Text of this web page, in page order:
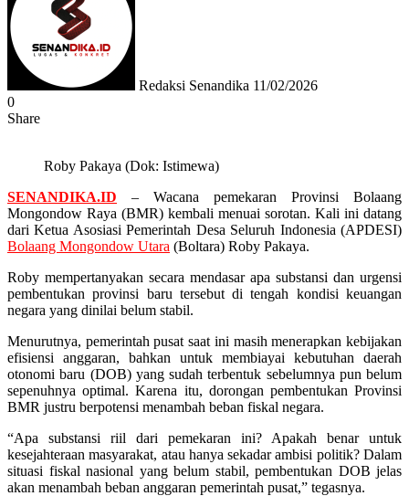
Redaksi Senandika 11/02/2026
0
Share
Roby Pakaya (Dok: Istimewa)
SENANDIKA.ID – Wacana pemekaran Provinsi Bolaang
Mongondow Raya (BMR) kembali menuai sorotan. Kali ini datang
dari Ketua Asosiasi Pemerintah Desa Seluruh Indonesia (APDESI)
Bolaang Mongondow Utara (Boltara) Roby Pakaya.
Roby mempertanyakan secara mendasar apa substansi dan urgensi
pembentukan provinsi baru tersebut di tengah kondisi keuangan
negara yang dinilai belum stabil.
Menurutnya, pemerintah pusat saat ini masih menerapkan kebijakan
efisiensi anggaran, bahkan untuk membiayai kebutuhan daerah
otonomi baru (DOB) yang sudah terbentuk sebelumnya pun belum
sepenuhnya optimal. Karena itu, dorongan pembentukan Provinsi
BMR justru berpotensi menambah beban fiskal negara.
“Apa substansi riil dari pemekaran ini? Apakah benar untuk
kesejahteraan masyarakat, atau hanya sekadar ambisi politik? Dalam
situasi fiskal nasional yang belum stabil, pembentukan DOB jelas
akan menambah beban anggaran pemerintah pusat,” tegasnya.